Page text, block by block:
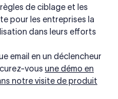
de ciblage et les
pour les entreprises la
dans leurs efforts
email en un déclencheur
vous une démo en
notre visite de produit